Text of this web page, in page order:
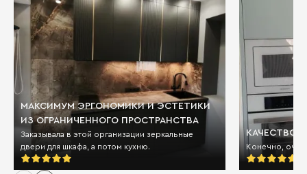
МАКСИМУМ ЭРГОНОМИКИ И ЭСТЕТИКИ
ИЗ ОГРАНИЧЕННОГО ПРОСТРАНСТВА
Заказывала в этой организации зеркальные
двери для шкафа, а потом кухню.
КАЧЕСТВО
Конечно,